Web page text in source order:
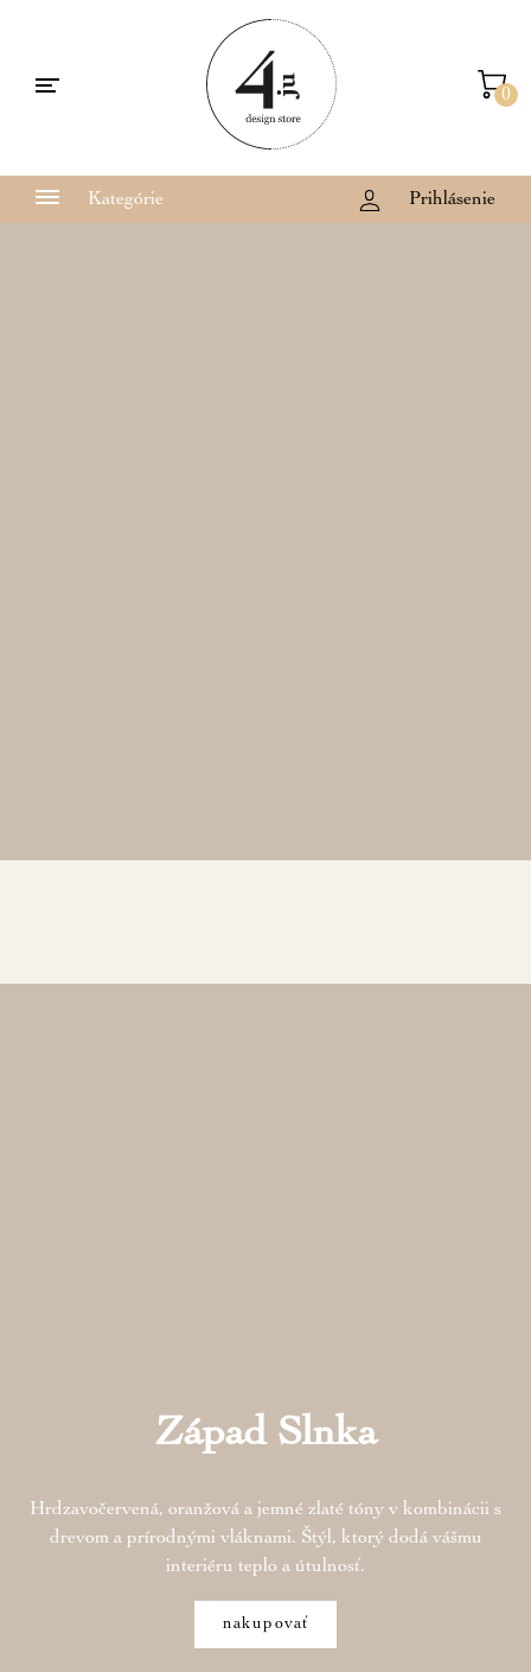
0
Kategórie Prihlásenie
Západ Slnka
Hrdzavočervená, oranžová a jemné zlaté tóny v kombinácii s
drevom a prírodnými vláknami. Štýl, ktorý dodá vášmu
interiéru teplo a útulnosť.
nakupovať